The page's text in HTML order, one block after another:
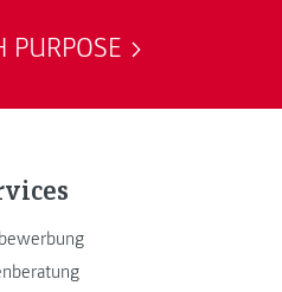
PURPOSE